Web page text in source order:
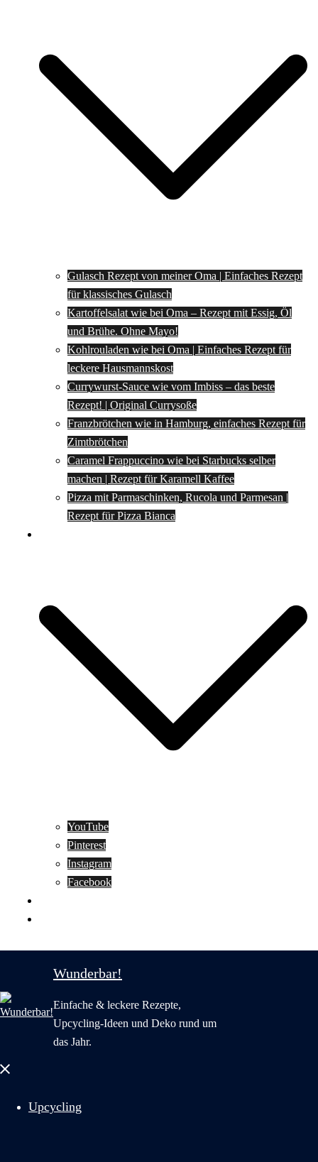
Gulasch Rezept von meiner Oma | Einfaches Rezept
für klassisches Gulasch
Kartoffelsalat wie bei Oma – Rezept mit Essig, Öl
und Brühe. Ohne Mayo!
Kohlrouladen wie bei Oma | Einfaches Rezept für
leckere Hausmannskost
Currywurst-Sauce wie vom Imbiss – das beste
Rezept! | Original Currysoße
Franzbrötchen wie in Hamburg, einfaches Rezept für
Zimtbrötchen
Caramel Frappuccino wie bei Starbucks selber
machen | Rezept für Karamell Kaffee
Pizza mit Parmaschinken, Rucola und Parmesan |
Rezept für Pizza Bianca
YouTube
Pinterest
Instagram
Facebook
Wunderbar!
Einfache & leckere Rezepte,
Upcycling-Ideen und Deko rund um
das Jahr.
Menü
Upcycling